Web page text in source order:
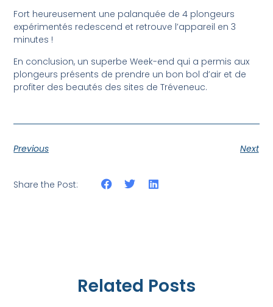
Fort heureusement une palanquée de 4 plongeurs
expérimentés redescend et retrouve l’appareil en 3
minutes !
En conclusion, un superbe Week-end qui a permis aux
plongeurs présents de prendre un bon bol d’air et de
profiter des beautés des sites de Tréveneuc.
Previous Next
Share the Post:
Related Posts